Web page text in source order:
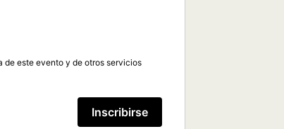
de este evento y de otros servicios
Inscribirse